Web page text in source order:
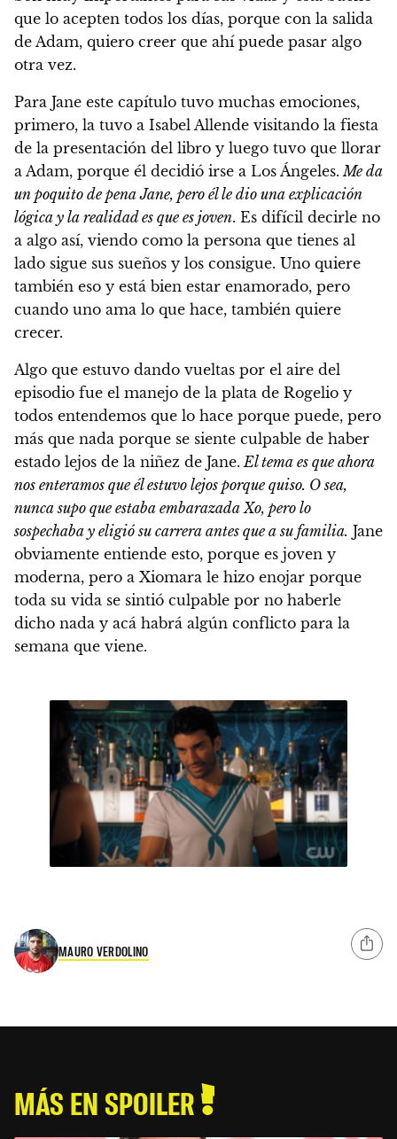
que lo acepten todos los días, porque con la salida
de Adam, quiero creer que ahí puede pasar algo
otra vez.
Para Jane este capítulo tuvo muchas emociones,
primero, la tuvo a Isabel Allende visitando la fiesta
de la presentación del libro y luego tuvo que llorar
a Adam, porque él decidió irse a Los Ángeles. Me da
un poquito de pena Jane, pero él le dio una explicación
lógica y la realidad es que es joven. Es difícil decirle no
a algo así, viendo como la persona que tienes al
lado sigue sus sueños y los consigue. Uno quiere
también eso y está bien estar enamorado, pero
cuando uno ama lo que hace, también quiere
crecer.
Algo que estuvo dando vueltas por el aire del
episodio fue el manejo de la plata de Rogelio y
todos entendemos que lo hace porque puede, pero
más que nada porque se siente culpable de haber
estado lejos de la niñez de Jane. El tema es que ahora
nos enteramos que él estuvo lejos porque quiso. O sea,
nunca supo que estaba embarazada Xo, pero lo
sospechaba y eligió su carrera antes que a su familia. Jane
obviamente entiende esto, porque es joven y
moderna, pero a Xiomara le hizo enojar porque
toda su vida se sintió culpable por no haberle
dicho nada y acá habrá algún conflicto para la
semana que viene.
MAURO VERDOLINO
MÁS EN SPOILER